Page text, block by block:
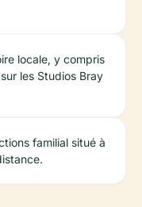
locale, y compris
les Studios Bray
familial situé à